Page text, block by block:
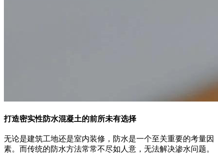
打造密实性防水混凝土的前所未有选择
无论是建筑工地还是室内装修，防水是一个至关重要的考量因
素。而传统的防水方法常常不尽如人意，无法解决渗水问题。